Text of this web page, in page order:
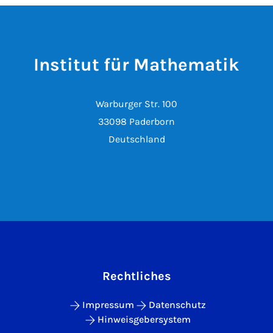
Institut für Mathematik
Warburger Str. 100
33098 Paderborn
Deutschland
Rechtliches
Impressum
Datenschutz
Hinweisgebersystem